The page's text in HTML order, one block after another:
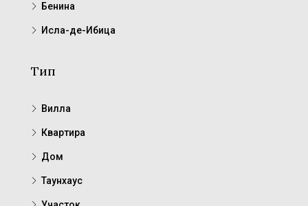
Бенина
Исла-де-Ибица
Тип
Вилла
Квартира
Дом
Таунхаус